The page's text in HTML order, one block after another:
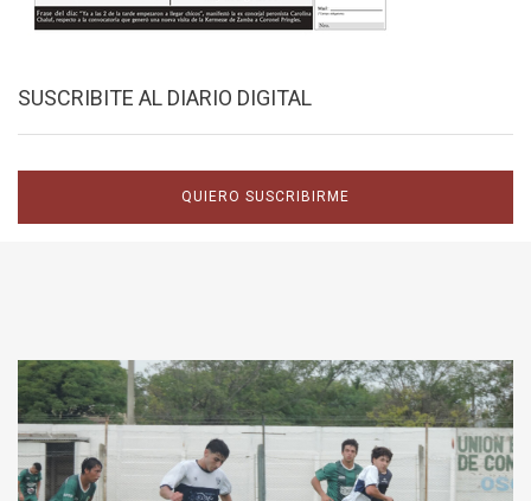
SUSCRIBITE AL DIARIO DIGITAL
QUIERO SUSCRIBIRME